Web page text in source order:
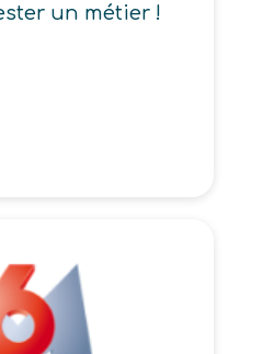
un métier !